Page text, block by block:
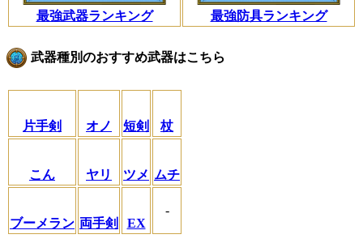
最強武器ランキング 最強防具ランキング
武器種別のおすすめ武器はこちら
片手剣 オノ 短剣 杖
こん ヤリ ツメ ムチ
ブーメラン 両手剣 EX
-